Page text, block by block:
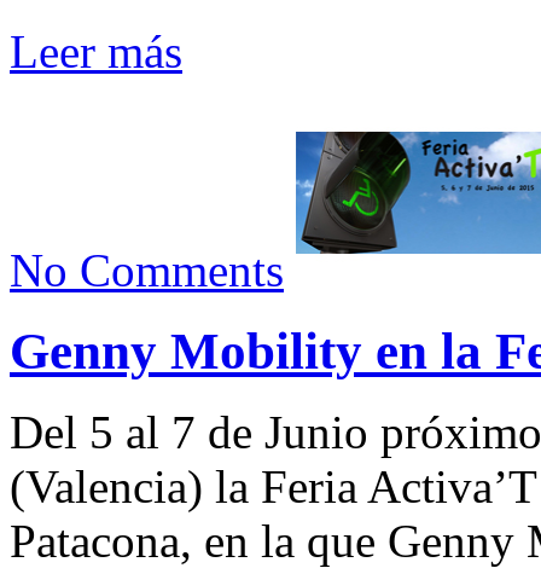
Leer más
No Comments
Genny Mobility en la
Del 5 al 7 de Junio
(Valencia) la Feria
Patacona, en la que